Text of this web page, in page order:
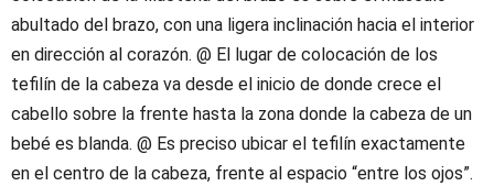
abultado del brazo, con una ligera inclinación hacia el interior
en dirección al corazón. @ El lugar de colocación de los
tefilín de la cabeza va desde el inicio de donde crece el
cabello sobre la frente hasta la zona donde la cabeza de un
bebé es blanda. @ Es preciso ubicar el tefilín exactamente
en el centro de la cabeza, frente al espacio “entre los ojos”.